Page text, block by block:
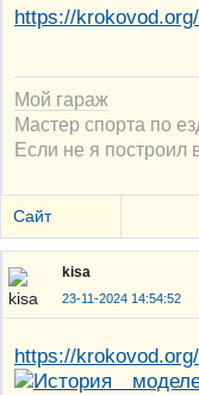
https://
Мой гараж
Мастер спорта по
Если не я построил
Сайт
kisa
23-11-2024 14:54:52
https://